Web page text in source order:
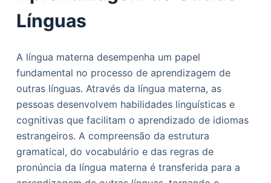
Línguas
A língua materna desempenha um papel
fundamental no processo de aprendizagem de
outras línguas. Através da língua materna, as
pessoas desenvolvem habilidades linguísticas e
cognitivas que facilitam o aprendizado de idiomas
estrangeiros. A compreensão da estrutura
gramatical, do vocabulário e das regras de
pronúncia da língua materna é transferida para a